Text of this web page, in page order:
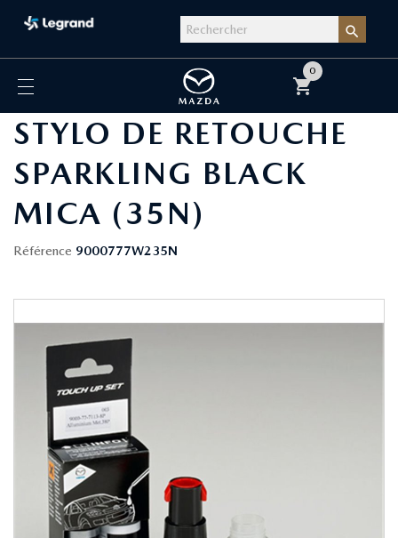

shopping_cart
0
STYLO DE RETOUCHE
SPARKLING BLACK
MICA (35N)
Référence 9000777W235N